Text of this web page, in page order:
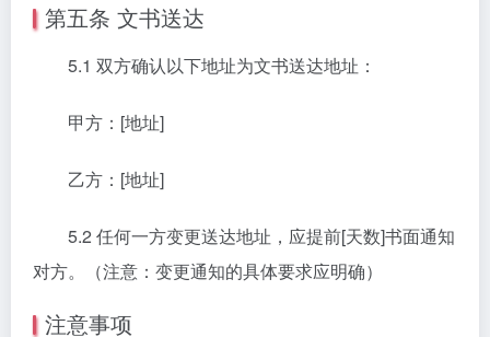
第五条 文书送达
5.1 双方确认以下地址为文书送达地址：
甲方：[地址]
乙方：[地址]
5.2 任何一方变更送达地址，应提前[天数]书面通知
对方。（注意：变更通知的具体要求应明确）
注意事项